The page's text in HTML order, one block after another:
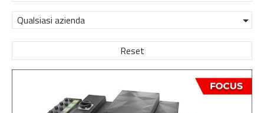
Qualsiasi azienda
Reset